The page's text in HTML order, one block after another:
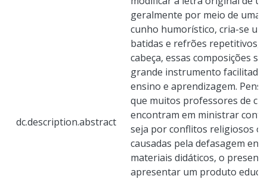
dc.description.abstract
geralmente por meio de uma
cunho humorístico, cria-se
batidas e refrões repetitivos,
cabeça, essas composições
grande instrumento
ensino e aprendizagem.
que muitos professores de
encontram em ministrar
seja por conflitos religiosos
causadas pela defasagem
materiais didáticos, o
apresentar um produto